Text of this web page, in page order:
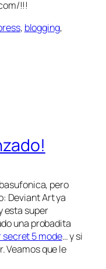
!!!
, blogging,
pero
Deviant Art ya
esta super
una probadita
secret 5 mode… y si
Veamos que le